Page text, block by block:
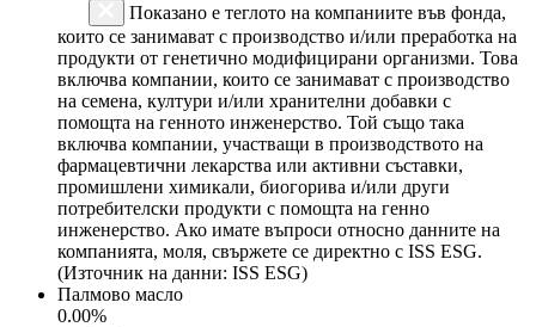
Показано е теглото на компаниите във фонда,
които се занимават с производство и/или преработка на
продукти от генетично модифицирани организми. Това
включва компании, които се занимават с производство
на семена, култури и/или хранителни добавки с
помощта на генното инженерство. Той също така
включва компании, участващи в производството на
фармацевтични лекарства или активни съставки,
промишлени химикали, биогорива и/или други
потребителски продукти с помощта на генно
инженерство. Ако имате въпроси относно данните на
компанията, моля, свържете се директно с ISS ESG.
(Източник на данни: ISS ESG)
Палмово масло
0.00%